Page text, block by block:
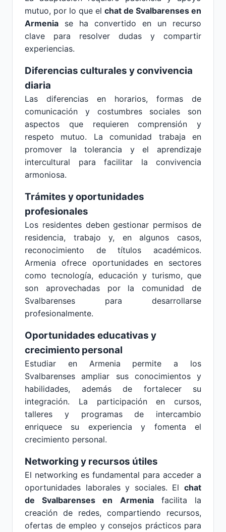
mutuo, por lo que el chat de Svalbarenses en
Armenia se ha convertido en un recurso
clave para resolver dudas y compartir
experiencias.
Diferencias culturales y convivencia
diaria
Las diferencias en horarios, formas de
comunicación y costumbres sociales son
aspectos que requieren comprensión y
respeto mutuo. La comunidad trabaja en
promover la tolerancia y el aprendizaje
intercultural para facilitar la convivencia
armoniosa.
Trámites y oportunidades
profesionales
Los residentes deben gestionar permisos de
residencia, trabajo y, en algunos casos,
reconocimiento de títulos académicos.
Armenia ofrece oportunidades en sectores
como tecnología, educación y turismo, que
son aprovechadas por la comunidad de
Svalbarenses para desarrollarse
profesionalmente.
Oportunidades educativas y
crecimiento personal
Estudiar en Armenia permite a los
Svalbarenses ampliar sus conocimientos y
habilidades, además de fortalecer su
integración. La participación en cursos,
talleres y programas de intercambio
enriquece su experiencia y fomenta el
crecimiento personal.
Networking y recursos útiles
El networking es fundamental para acceder a
oportunidades laborales y sociales. El chat
de Svalbarenses en Armeniafacilita la
creación de redes, compartiendo recursos,
ofertas de empleo y consejos prácticos para